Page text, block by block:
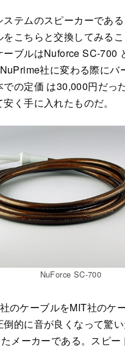
ステムのスピーカーであ
をこちらと交換してみる
ブルはNuforce SC-700
社に変わる際にバ
での定価 は30,000円だっ
く手に入れたものだ。
NuForce SC-700
のケーブルをMIT社のケ
的に音が良くなって驚い
メーカーである。スピー